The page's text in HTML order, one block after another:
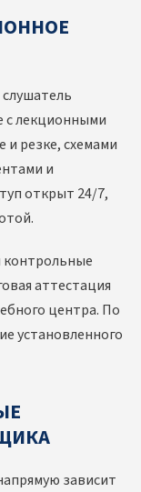
с лекционными
и резке, схемами
и
открыт 24/7,
контрольные
аттестация
центра. По
установленного
зависит